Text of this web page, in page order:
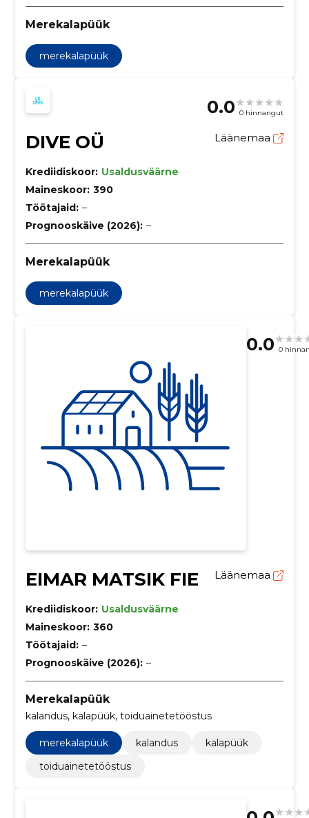
Merekalapüük
merekalapüük
0.0 0 hinnangut
DIVE OÜ Läänemaa
Krediidiskoor: Usaldusväärne
Maineskoor: 390
Töötajaid: –
Prognooskäive (2026): –
Merekalapüük
merekalapüük
0.0 0
EIMAR MATSIK FIE Läänemaa
Krediidiskoor: Usaldusväärne
Maineskoor: 360
Töötajaid: –
Prognooskäive (2026): –
Merekalapüük
kalandus, kalapüük, toiduainetetööstus
merekalapüük kalandus
kalapüük
toiduainetetööstus